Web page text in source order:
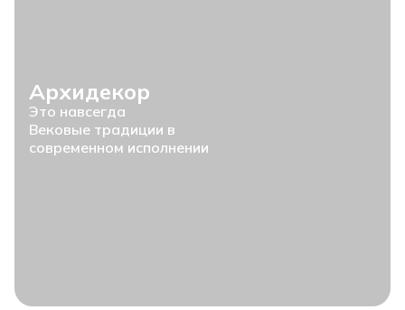
Архидекор
Это навсегда
Вековые традиции в
современном исполнении